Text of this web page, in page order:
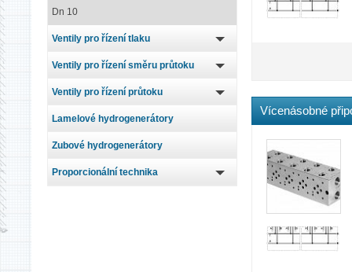
Dn 10
Ventily pro řízení tlaku
Ventily pro řízení směru průtoku
Ventily pro řízení průtoku
Lamelové hydrogenerátory
Zubové hydrogenerátory
Proporcionální technika
Vícenásobné